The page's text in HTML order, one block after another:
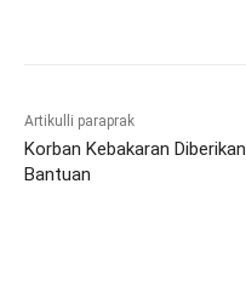
Artikulli paraprak
Korban Kebakaran Diberikan
Bantuan